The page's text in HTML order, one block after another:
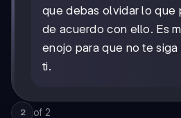
que debas olvidar lo que
de acuerdo con ello. Es
enojo para que no te
ti.
2 of 2